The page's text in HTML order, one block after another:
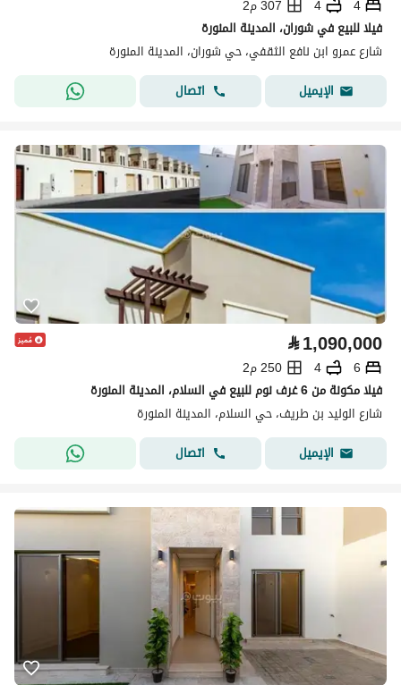
4
4
307 م2
فيلا للبيع في شوران، المدينة المنورة
شارع عمرو ابن نافع الثقفي، حي شوران، المدينة المنورة
الإيميل
اتصال
⃁1,090,000
6
4
250 م2
فيلا مكونة من 6 غرف نوم للبيع في السلام، المدينة المنورة
شارع الوليد بن طريف، حي السلام، المدينة المنورة
الإيميل
اتصال